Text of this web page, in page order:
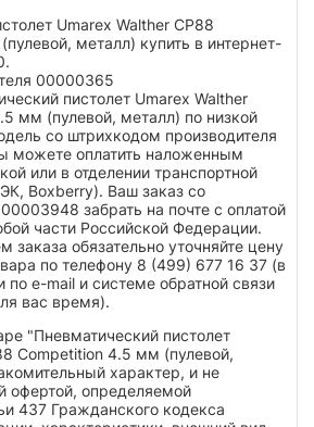
Umarex Walther CP88
металл) купить в интернет-
00000365
пистолет Umarex Walther
мм (пулевой, металл) по низкой
со штрихкодом производителя
можете оплатить наложенным
или в отделении транспортной
Boxberry). Ваш заказ со
забрать на почте с оплатой
части Российской Федерации.
обязательно уточняйте цену
по телефону 8 (499) 677 16 37 (в
по e-mail и системе обратной связи
вас время).
"Пневматический пистолет
Competition 4.5 мм (пулевой,
характер, и не
офертой, определяемой
437 Гражданского кодекса